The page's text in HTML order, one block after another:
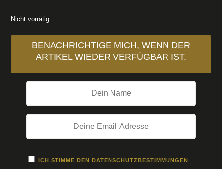
Nicht vorrätig
BENACHRICHTIGE MICH, WENN DER
ARTIKEL WIEDER VERFÜGBAR IST.
ICH STIMME DEN
DATENSCHUTZBESTIMMUNGEN